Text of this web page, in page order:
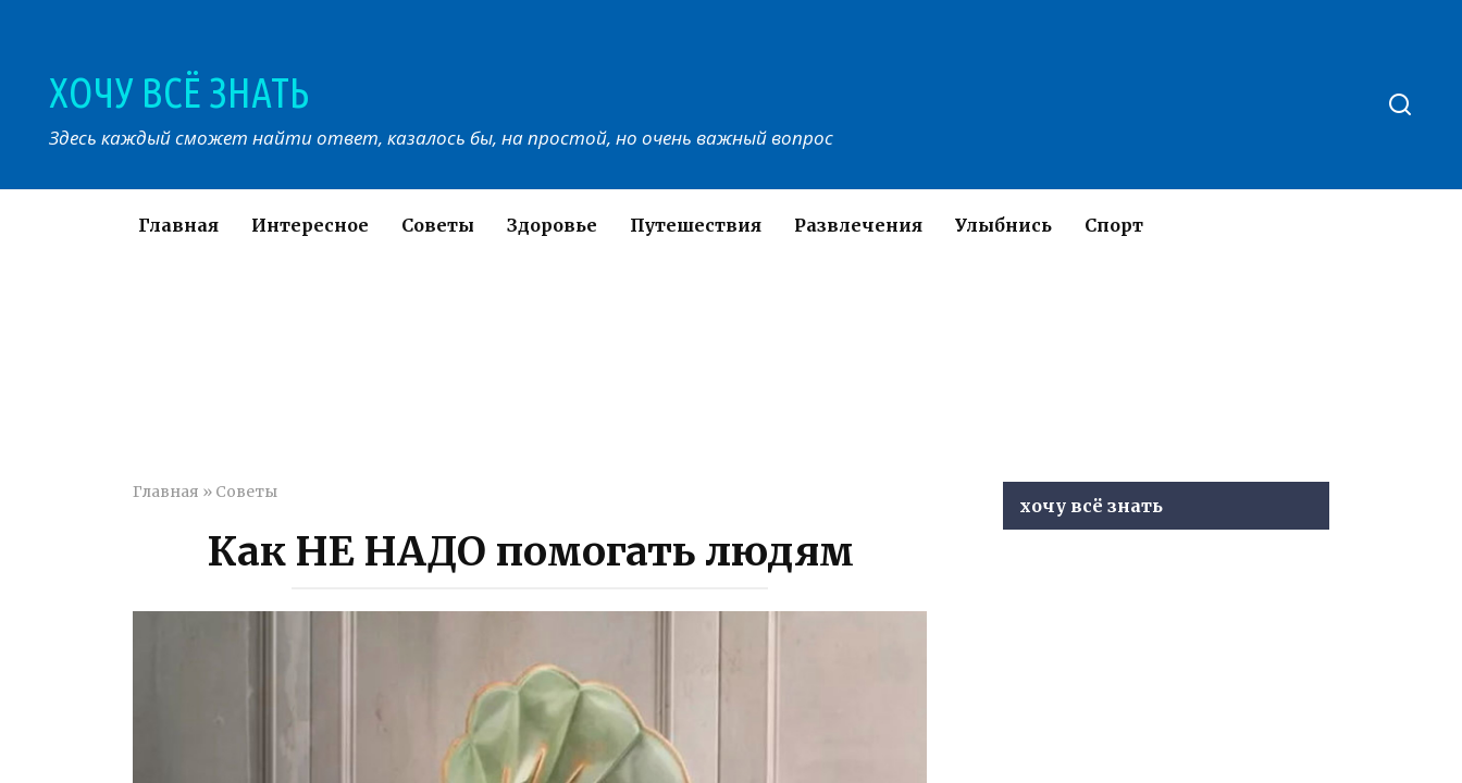
ХОЧУ ВСЁ ЗНАТЬ
Здесь каждый сможет найти ответ, казалось бы, на простой, но очень важный вопрос
Главная Интересное Советы Здоровье Путешествия Развлечения Улыбнись Спорт
Главная » Советы
Как НЕ НАДО помогать людям
хочу всё знать